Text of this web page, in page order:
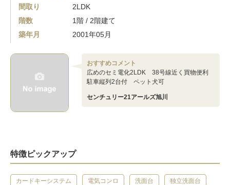
間取り
2LDK
階数
1階 / 2階建て
築年月
2001年05月
おすすめコメント
広めのセミ電化2LDK 38号線近く買物便利
駐車縦列2台付 ペット犬可
センチュリー21アールズ旭川
特徴ピックアップ
カードキーシステム 電気コンロ 洗面台 独立洗面台